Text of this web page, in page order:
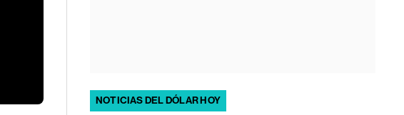
NOTICIAS DEL DÓLAR HOY